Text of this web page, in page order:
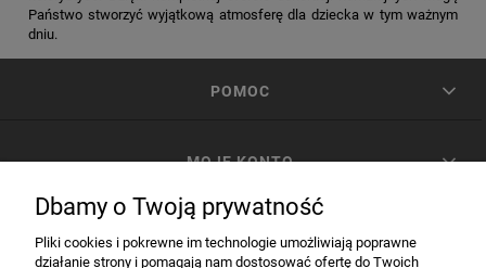
Państwo stworzyć wyjątkową atmosferę dla dziecka w tym ważnym
dniu.
POMOC
MOJE KONTO
Dbamy o Twoją prywatność
Pliki cookies i pokrewne im technologie umożliwiają poprawne
działanie strony i pomagają nam dostosować ofertę do Twoich